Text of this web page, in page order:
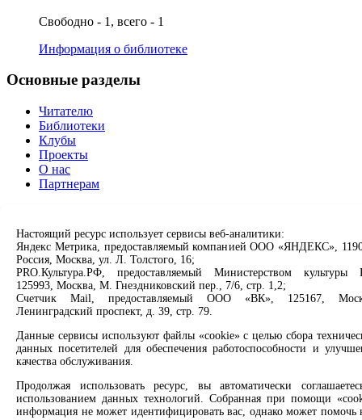
Свободно - 1, всего - 1
Информация о библиотеке
Основные разделы
Читателю
Библиотеки
Клубы
Проекты
О нас
Партнерам
Продлить книгу
Спроси библиотекаря
Спроси краеведа
Оцените качество услуг
Направить обращение директору
Соцсети
Вконтакте
Одноклассники
Max
Rutube
Настоящий ресурс использует сервисы веб-аналитики:
Яндекс Метрика, предоставляемый компанией ООО «ЯНДЕКС»,
Россия, Москва, ул. Л. Толстого, 16;
PRO.Культура.РФ, предоставляемый Министерством культуры
125993, Москва, М. Гнездниковский пер., 7/6, стр. 1,2;
Счетчик Mail, предоставляемый ООО «ВК», 125167,
Ленинградский проспект, д. 39, стр. 79.
Данные сервисы используют файлы «cookie» с целью сбора
данных посетителей для обеспечения работоспособности и
качества обслуживания.
Продолжая использовать ресурс, вы автоматически
использованием данных технологий. Собранная при помощи
информация не может идентифицировать вас, однако может помочь